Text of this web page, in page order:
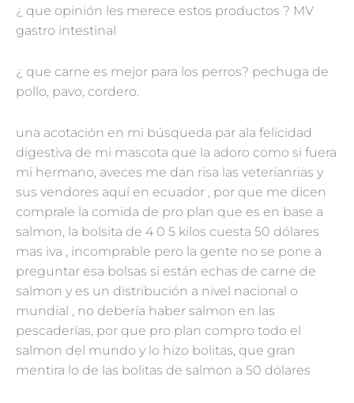
¿ que opinión les merece estos productos ? MV
gastro intestinal
¿ que carne es mejor para los perros? pechuga de
pollo, pavo, cordero.
una acotación en mi búsqueda par ala felicidad
digestiva de mi mascota que la adoro como si fuera
mi hermano, aveces me dan risa las veterianrias y
sus vendores aquí en ecuador , por que me dicen
comprale la comida de pro plan que es en base a
salmon, la bolsita de 4 0 5 kilos cuesta 50 dólares
mas iva , incomprable pero la gente no se pone a
preguntar esa bolsas si están echas de carne de
salmon y es un distribución a nivel nacional o
mundial , no debería haber salmon en las
pescaderías, por que pro plan compro todo el
salmon del mundo y lo hizo bolitas, que gran
mentira lo de las bolitas de salmon a 50 dólares